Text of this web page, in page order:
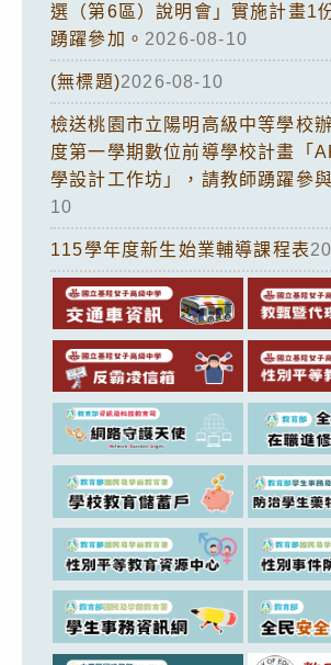
選（第6區）說明會」實施計畫1
踴躍參加。 2026-08-10
(無標題)2026-08-10
檢送桃園市立陽明高級中等學校
度第一學期數位前導學校計畫「
學設計工作坊」，請教師踴躍參與
10
115學年度新生始業輔導課程表